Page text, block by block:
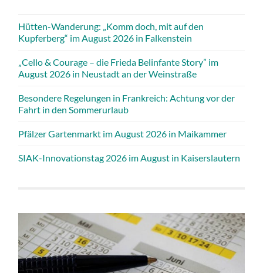
Hütten-Wanderung: „Komm doch, mit auf den
Kupferberg“ im August 2026 in Falkenstein
„Cello & Courage – die Frieda Belinfante Story” im
August 2026 in Neustadt an der Weinstraße
Besondere Regelungen in Frankreich: Achtung vor der
Fahrt in den Sommerurlaub
Pfälzer Gartenmarkt im August 2026 in Maikammer
SIAK-Innovationstag 2026 im August in Kaiserslautern